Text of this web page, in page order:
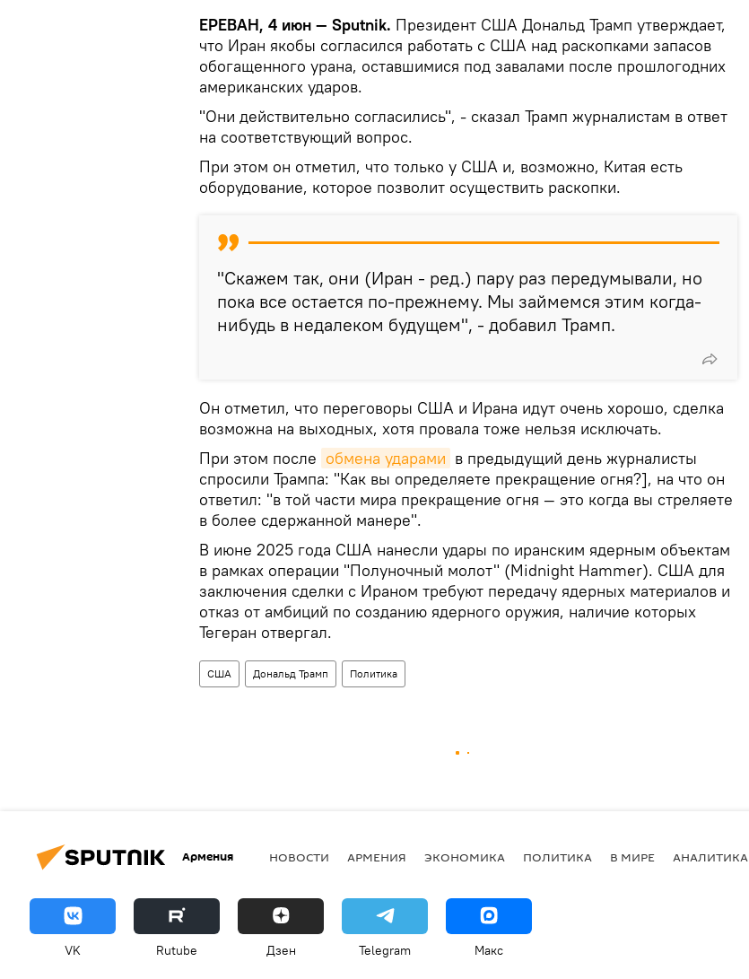
ЕРЕВАН, 4 июн — Sputnik. Президент США Дональд Трамп утверждает,
что Иран якобы согласился работать с США над раскопками запасов
обогащенного урана, оставшимися под завалами после прошлогодних
американских ударов.
"Они действительно согласились", - сказал Трамп журналистам в ответ
на соответствующий вопрос.
При этом он отметил, что только у США и, возможно, Китая есть
оборудование, которое позволит осуществить раскопки.
"Скажем так, они (Иран - ред.) пару раз передумывали, но
пока все остается по-прежнему. Мы займемся этим когда-
нибудь в недалеком будущем", - добавил Трамп.
Он отметил, что переговоры США и Ирана идут очень хорошо, сделка
возможна на выходных, хотя провала тоже нельзя исключать.
При этом после обмена ударами в предыдущий день журналисты
спросили Трампа: "Как вы определяете прекращение огня?], на что он
ответил: "в той части мира прекращение огня — это когда вы стреляете
в более сдержанной манере".
В июне 2025 года США нанесли удары по иранским ядерным объектам
в рамках операции "Полуночный молот" (Midnight Hammer). США для
заключения сделки с Ираном требуют передачу ядерных материалов и
отказ от амбиций по созданию ядерного оружия, наличие которых
Тегеран отвергал.
США Дональд Трамп Политика
Армения НОВОСТИ АРМЕНИЯ ЭКОНОМИКА ПОЛИТИКА В МИРЕ АНАЛИТИКА
VK Rutube Дзен Telegram Макс